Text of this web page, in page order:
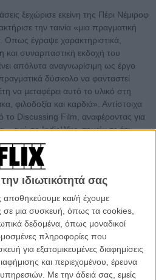
ιδιωτικότητά σας
αποθηκεύουμε και/ή έχουμε
μια συσκευή, όπως τα cookies,
δεδομένα, όπως μοναδικοί
πληροφορίες που
για εξατομικευμένες διαφημίσεις
και περιεχομένου, έρευνα
Με την άδειά σας, εμείς
ξεχώρισε εκείνη της Πέρι Νέμιροφ
την ταινία «μια πραγματική
Οπως έγραψε χαρακτηριστικά,
και συναρπαστική εκδοχή του
απόλυτα αναγνωρίσιμη ως έργο
δύσκολο να φανταστεί
να μεταφέρει αυτό το υλικό στη
φιλοδοξία και καρδιά». Αντίστοιχα
το Discussing Film, αναφέροντας για
ενώ το IndieWire σημείωσε ότι,
αδυναμίες στη διαδρομή, «η
το ταξίδι».
πίστεψε πως ο Κρίστοφερ